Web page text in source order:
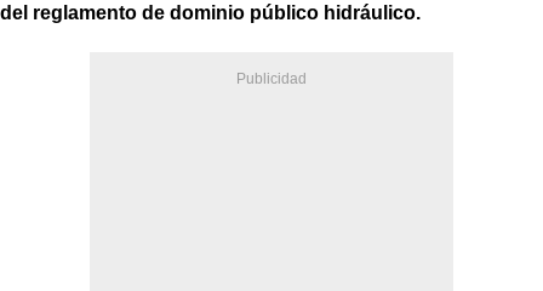
del reglamento de dominio público hidráulico.